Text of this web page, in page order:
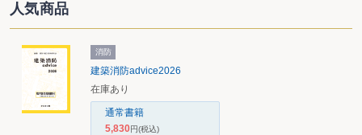
人気商品
消防
建築消防advice2026
在庫あり
通常書籍
5,830円(税込)